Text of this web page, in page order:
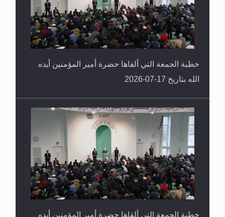
خطبة الجمعة التي ألقاها حضرة أمير المؤمنين أيده
الله بتاريخ 17-07-2026
خطبة الجمعة التي ألقاها حضرة أمير المؤمنين أيده